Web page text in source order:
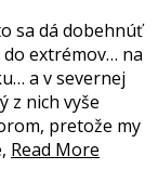
sa dá dobehnúť
extrémov… na
a v severnej
z nich vyše
pretože my
Read More